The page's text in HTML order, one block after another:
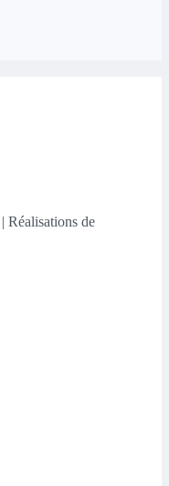
Réalisations de